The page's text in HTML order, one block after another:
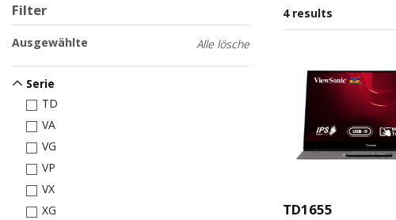
Filter
Alle lösche
Ausgewählte
Serie
TD
VA
VG
VP
VX
XG
4 results
TD1655